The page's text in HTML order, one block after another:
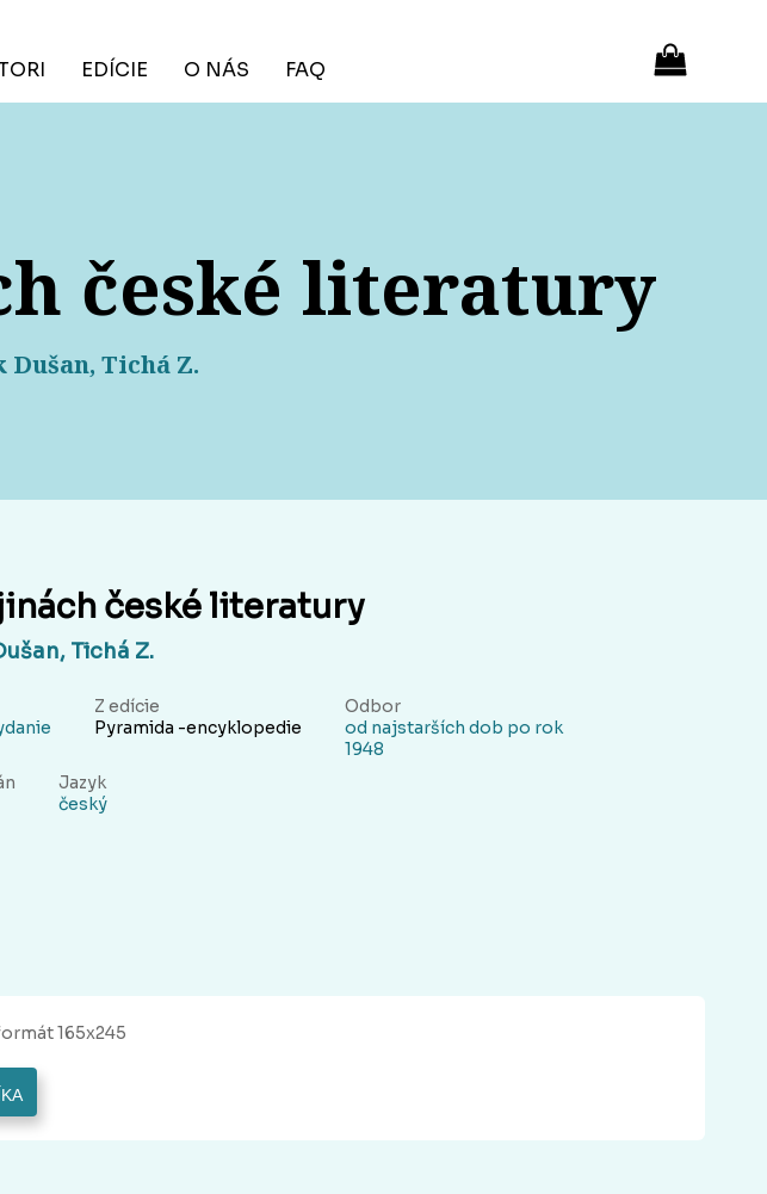
EDÍCIE O NÁS FAQ
české literatury
Tichá Z.
české literatury
Tichá Z.
Z edície
Pyramida -encyklopedie
Odbor
od najstarších dob po rok
1948
Jazyk
český
165x245